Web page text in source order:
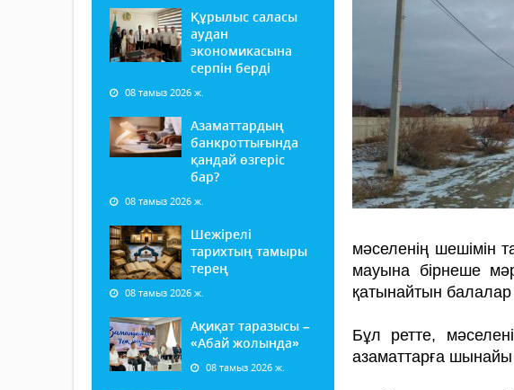
Құрылыс саласы
аудан
экономикасына
серпін берді
08 тамыз 2026 ж.
Азаматтардың
банкроттығында
қандай өзгеріс
бар?
08 тамыз 2026 ж.
Шежірелі
тарихтың тамыры
терең
08 тамыз 2026 ж.
Ақиқат таразысы –
«Абай жолында»
08 тамыз 2026 ж.
мәселенің ше­шімін
мауына бірнеше
қатынайтын балалар
Бұл ретте,
азаматтарға шынайы